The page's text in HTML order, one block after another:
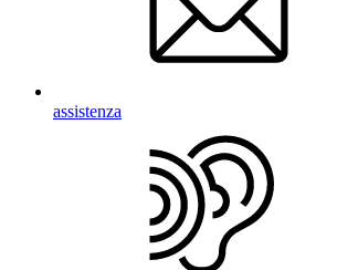
assistenza